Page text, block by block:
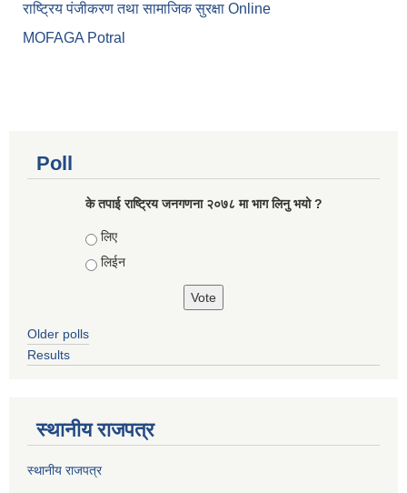
राष्ट्रिय पंजीकरण तथा सामाजिक सुरक्षा Online
MOFAGA Potral
Poll
के तपाई राष्ट्रिय जनगणना २०७८ मा भाग लिनु भयो ?
Choices
लिए
लिईन
Older polls
Results
स्थानीय राजपत्र
स्थानीय राजपत्र